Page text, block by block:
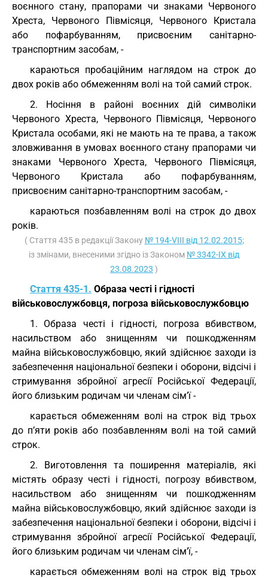
воєнного стану, прапорами чи знаками Червоного
Хреста, Червоного Півмісяця, Червоного Кристала
або пофарбуванням, присвоєним санітарно-
транспортним засобам, -
караються пробаційним наглядом на строк до
двох років або обмеженням волі на той самий строк.
2. Носіння в районі воєнних дій символіки
Червоного Хреста, Червоного Півмісяця, Червоного
Кристала особами, які не мають на те права, а також
зловживання в умовах воєнного стану прапорами чи
знаками Червоного Хреста, Червоного Півмісяця,
Червоного Кристала або пофарбуванням,
присвоєним санітарно-транспортним засобам, -
караються позбавленням волі на строк до двох
років.
( Стаття 435 в редакції Закону № 194-VIII від 12.02.2015;
із змінами, внесеними згідно із Законом № 3342-IX від
23.08.2023 )
Стаття 435-1. Образа честі і гідності
військовослужбовця, погроза військовослужбовцю
1. Образа честі і гідності, погроза вбивством,
насильством або знищенням чи пошкодженням
майна військовослужбовцю, який здійснює заходи із
забезпечення національної безпеки і оборони, відсічі і
стримування збройної агресії Російської Федерації,
його близьким родичам чи членам сім’ї -
карається обмеженням волі на строк від трьох
до п’яти років або позбавленням волі на той самий
строк.
2. Виготовлення та поширення матеріалів, які
містять образу честі і гідності, погрозу вбивством,
насильством або знищенням чи пошкодженням
майна військовослужбовцю, який здійснює заходи із
забезпечення національної безпеки і оборони, відсічі і
стримування збройної агресії Російської Федерації,
його близьким родичам чи членам сім’ї, -
карається обмеженням волі на строк від трьох